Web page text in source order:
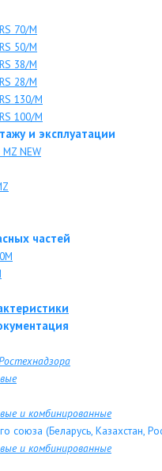
70/M
50/M
38/M
28/M
130/M
100/M
и эксплуатации
NEW
частей
и комбинированные
союза (Беларусь, Казахстан,
и комбинированные